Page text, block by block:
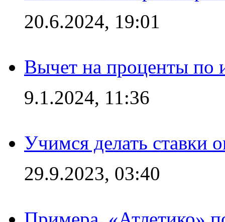
20.6.2024, 19:01
Вычет на проценты по
9.1.2024, 11:36
Учимся делать ставки
29.9.2023, 03:40